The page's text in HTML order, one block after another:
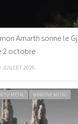
Amarth sonne le
2 octobre
JUILLET 2026
METAL WEBZINE METAL